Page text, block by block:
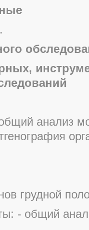
анализ
грудной
- общий